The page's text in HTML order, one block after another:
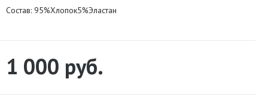
Состав: 95%Хлопок5%Эластан
1 000 руб.